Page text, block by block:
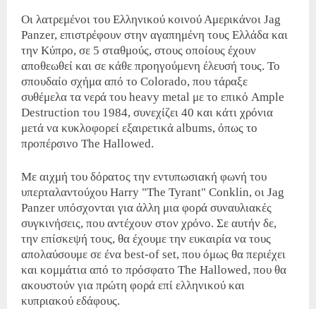
Οι λατρεμένοι του Ελληνικού κοινού Αμερικάνοι Jag
Panzer, επιστρέφουν στην αγαπημένη τους Ελλάδα και
την Κύπρο, σε 5 σταθμούς, στους οποίους έχουν
αποθεωθεί και σε κάθε προηγούμενη έλευσή τους. Το
σπουδαίο σχήμα από το Colorado, που τάραξε
συθέμελα τα νερά του heavy metal με το επικό Ample
Destruction του 1984, συνεχίζει 40 και κάτι χρόνια
μετά να κυκλοφορεί εξαιρετικά albums, όπως το
προπέρσινο The Hallowed.
Με αιχμή του δόρατος την εντυπωσιακή φωνή του
υπερταλαντούχου Harry "The Tyrant" Conklin, οι Jag
Panzer υπόσχονται για άλλη μια φορά συναυλιακές
συγκινήσεις, που αντέχουν στον χρόνο. Σε αυτήν δε,
την επίσκεψή τους, θα έχουμε την ευκαιρία να τους
απολαύσουμε σε ένα best-of set, που όμως θα περιέχει
και κομμάτια από το πρόσφατο The Hallowed, που θα
ακουστούν για πρώτη φορά επί ελληνικού και
κυπριακού εδάφους.